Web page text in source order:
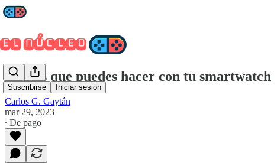
Suscribirse Iniciar sesión
5 cosas que puedes hacer con tu smartwatch
Carlos G. Gaytán
mar 29, 2023
∙ De pago